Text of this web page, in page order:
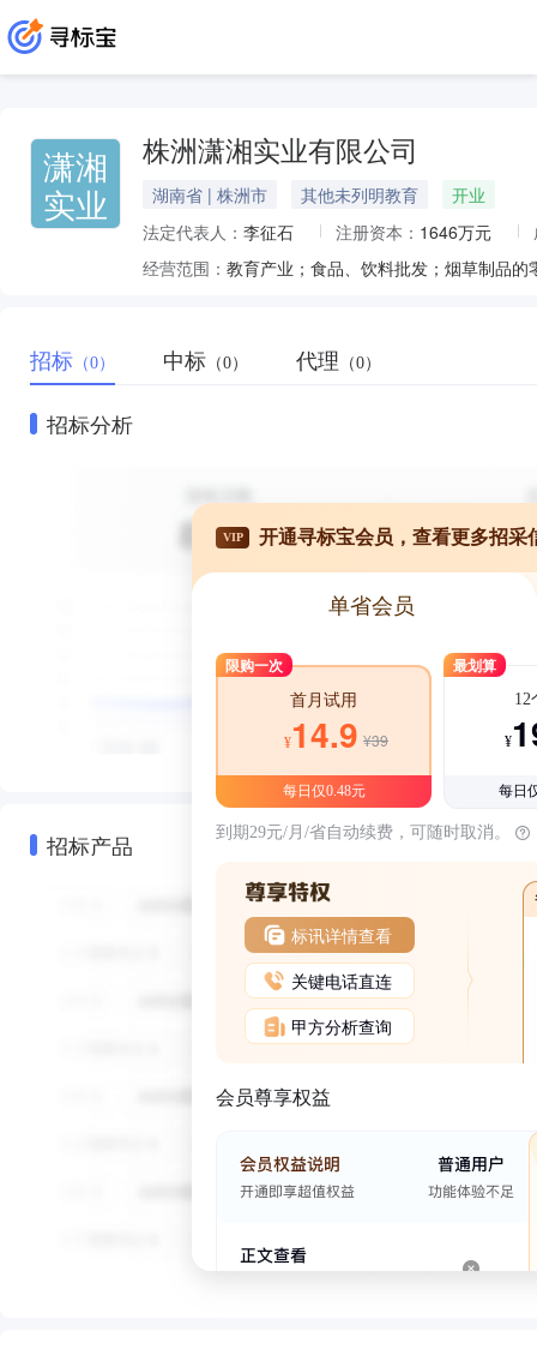
潇湘
实业
株洲潇湘实业有限公司
湖南省 | 株洲市 其他未列明教育
开业
法定代表人： 李征石 注册资本： 1646万元
经营范围：
招标 （0） 中标 （0） 代理 （0）
招标分析
招标产品
VIP 开通寻标宝会员，查看更多招采
单省会员
限购一次
首月试用
¥14.9 ¥39
每日仅0.48元
最划算
12
¥
每日
到期29元/月/省自动续费，可随时取消。
标讯详情查看
关键电话直连
甲方分析查询
会员尊享权益